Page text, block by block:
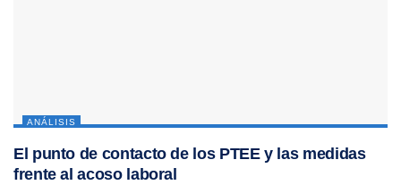
ANÁLISIS
El punto de contacto de los PTEE y las medidas
frente al acoso laboral